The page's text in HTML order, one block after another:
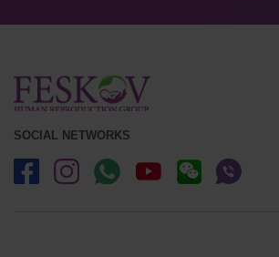
SOCIAL NETWORKS